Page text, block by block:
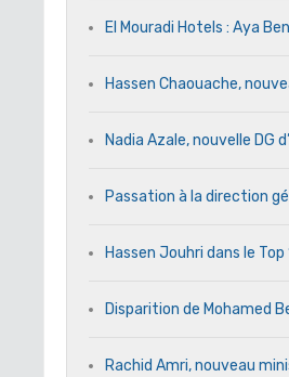
El Mouradi Hotels : Aya
Hassen Chaouache,
Nadia Azale, nouvelle DG
Passation à la direction
Hassen Jouhri dans le
Disparition de Mohamed
Rachid Amri, nouveau